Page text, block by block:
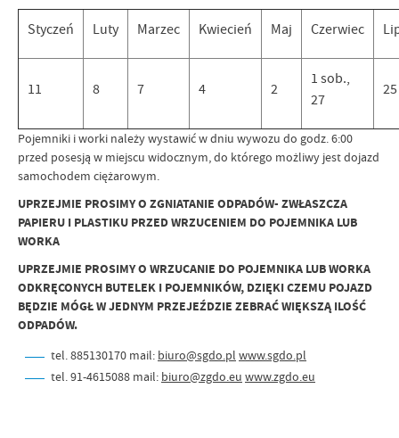
Styczeń Luty Marzec Kwiecień Maj Czerwiec
11 8 7 4 2
1 sob.,
27
25
Pojemniki i worki należy wystawić w dniu wywozu do godz. 6:00
przed posesją w miejscu widocznym, do którego możliwy jest dojazd
samochodem ciężarowym.
UPRZEJMIE PROSIMY O ZGNIATANIE ODPADÓW- ZWŁASZCZA
PAPIERU I PLASTIKU PRZED WRZUCENIEM DO POJEMNIKA LUB
WORKA
UPRZEJMIE PROSIMY O WRZUCANIE DO POJEMNIKA LUB WORKA
ODKRĘCONYCH BUTELEK I POJEMNIKÓW, DZIĘKI CZEMU POJAZD
BĘDZIE MÓGŁ W JEDNYM PRZEJEŹDZIE ZEBRAĆ WIĘKSZĄ ILOŚĆ
ODPADÓW.
tel. 885130170 mail: biuro@sgdo.pl www.sgdo.pl
tel. 91-4615088 mail: biuro@zgdo.eu www.zgdo.eu